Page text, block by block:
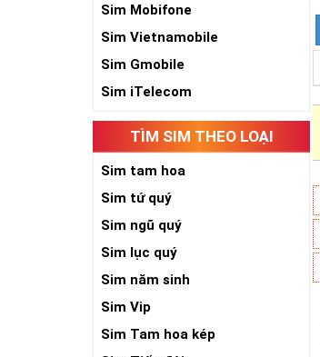
Sim Mobifone
Sim Vietnamobile
Sim Gmobile
Sim iTelecom
TÌM SIM THEO LOẠI
Sim tam hoa
Sim tứ quý
Sim ngũ quý
Sim lục quý
Sim năm sinh
Sim Vip
Sim Tam hoa kép